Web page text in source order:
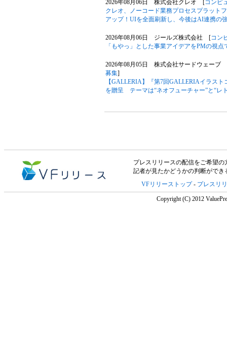
2026年08月06日 株式会社クレオ [コンピ
クレオ、ノーコード業務プロセスプラット
アップ！UIを全面刷新し、今後はAI連携の
2026年08月06日 ジールズ株式会社 [コン
「もやっ」とした事業アイデアをPMの視
2026年08月05日 株式会社サードウェー
募集]
【GALLERIA】『第7回GALLERIAイラス
を贈呈 テーマは“ネオフューチャー”と“レ
プレスリリースの配信をご希望の
記者が見たかどうかの判断がで
VFリリーストップ- プレスリ
Copyright (C) 2012